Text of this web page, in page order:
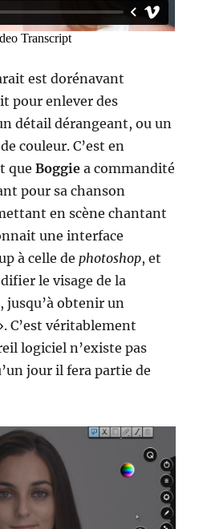
est dorénavant
pour enlever des
détail dérangeant, ou un
couleur. C’est en
queBoggie a commandité
pour sa chanson
en scène chantant
une interface
à celle de photoshop, et
le visage de la
jusqu’à obtenir un
C’est véritablement
logiciel n’existe pas
jour il fera partie de